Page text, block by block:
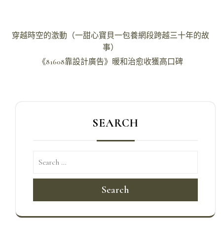
文
穿越時空的激動（一甜心寶貝一包養網段跨越三十年的故
事）
《81608靠設計廣告》暖和治愈收獲高口碑
SEARCH
Search